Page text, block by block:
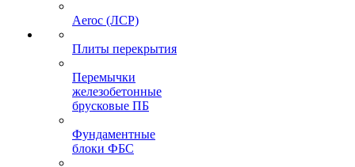
Aeroc (ЛСР)
Плиты перекрытия
Перемычки
железобетонные
брусковые ПБ
Фундаментные
блоки ФБС